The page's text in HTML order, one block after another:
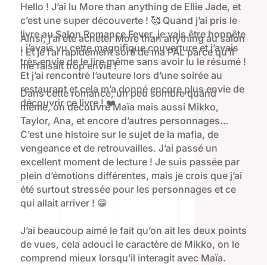
Hello ! J’ai lu More than anything de Ellie Jade, et
c’est une super découverte ! 🥰 Quand j’ai pris le
livre au Salon Romance Fever, je vais être honnête
: j’avais vu cette magnifique couverture et j’avais
très envie de le lire même sans avoir lu le résumé !
Et j’ai rencontré l’auteure lors d’une soirée au
restaurant et cela m’a donné encore plus envie de
découvrir ce livre ! ❤️
Ainsi, j’ai été acheter More than anything au salon
! Et je l’ai rapidement sorti de ma PAL parce qu’il
me faisait trop envie !
Dans cette romance, un peu sombre quand
même, on découvre Maïa mais aussi Mikko,
Taylor, Ana, et encore d’autres personnages…
C’est une histoire sur le sujet de la mafia, de
vengeance et de retrouvailles. J’ai passé un
excellent moment de lecture ! Je suis passée par
plein d’émotions différentes, mais je crois que j’ai
été surtout stressée pour les personnages et ce
qui allait arriver ! 😁
J’ai beaucoup aimé le fait qu’on ait les deux points
de vues, cela adouci le caractère de Mikko, on le
comprend mieux lorsqu’il interagit avec Maïa.